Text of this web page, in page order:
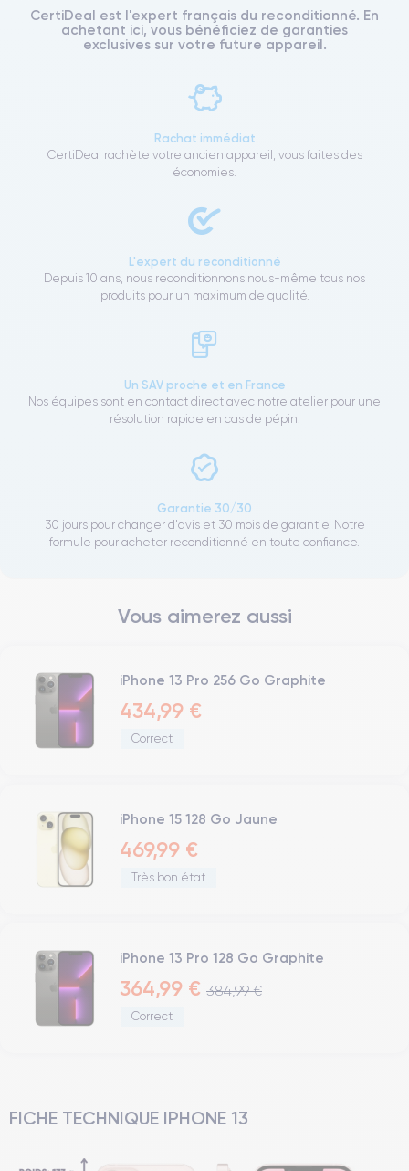
CertiDeal est l'expert français du reconditionné. En
achetant ici, vous bénéficiez de garanties
exclusives sur votre future appareil.
Rachat immédiat
CertiDeal rachète votre ancien appareil, vous faites des
économies.
L'expert du reconditionné
Depuis 10 ans, nous reconditionnons nous-même tous nos
produits pour un maximum de qualité.
Un SAV proche et en France
Nos équipes sont en contact direct avec notre atelier pour une
résolution rapide en cas de pépin.
Garantie 30/30
30 jours pour changer d'avis et 30 mois de garantie. Notre
formule pour acheter reconditionné en toute confiance.
Vous aimerez aussi
iPhone 13 Pro 256 Go Graphite
434,99 €
Correct
iPhone 15 128 Go Jaune
469,99 €
Très bon état
iPhone 13 Pro 128 Go Graphite
364,99 € 384,99 €
Correct
FICHE TECHNIQUE IPHONE 13